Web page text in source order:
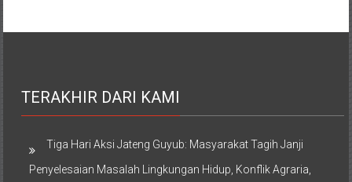
TERAKHIR DARI KAMI
Tiga Hari Aksi Jateng Guyub: Masyarakat Tagih Janji
Penyelesaian Masalah Lingkungan Hidup, Konflik Agraria,